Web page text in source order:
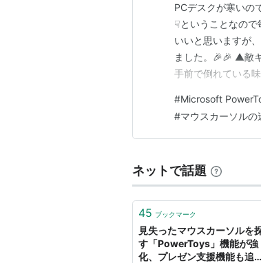
PCデスクが寒いの
☟ということなので
いいと思いますが
ました。🎉🎉 ▲敵
手前で倒れている
ニュードーン」と
す。 そして今は「
#Microsoft
#マウスカーソルの
ネットで話題
45 ブックマーク
見失ったマウスカーソルを
す「PowerToys」機能が強
化、プレゼン支援機能も追加